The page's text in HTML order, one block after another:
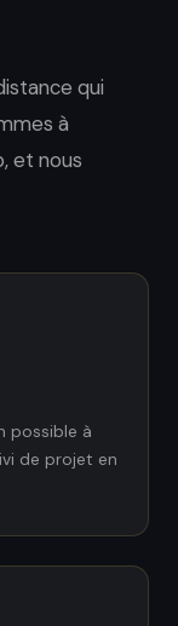
qui
à
et nous
possible à
de projet en